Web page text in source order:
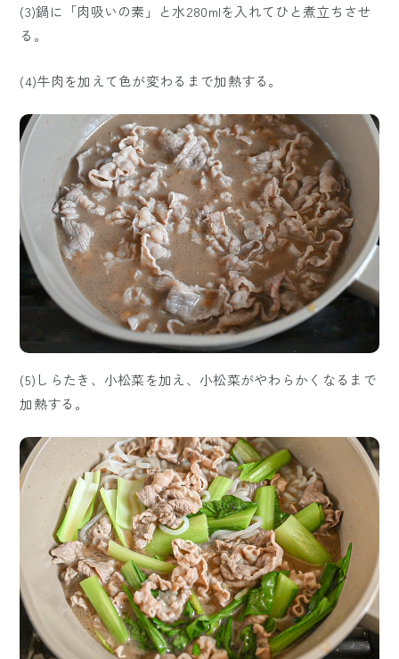
(3)鍋に「肉吸いの素」と水280mlを入れてひと煮立ちさせ
る。
(4)牛肉を加えて色が変わるまで加熱する。
(5)しらたき、小松菜を加え、小松菜がやわらかくなるまで
加熱する。